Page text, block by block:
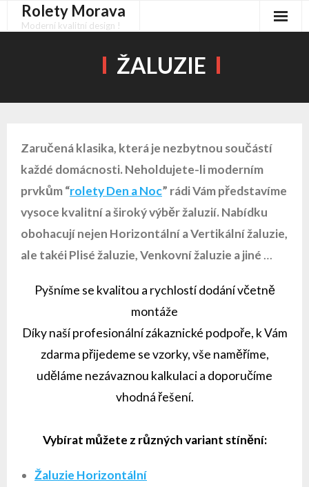
Rolety Morava
Moderní kvalitní design !
ŽALUZIE
Zaručená klasika, která je nezbytnou součástí
každé domácnosti. Neholdujete-li moderním
prvkům “rolety Den a Noc” rádi Vám představíme
vysoce kvalitní a široký výběr žaluzií. Nabídku
obohacují nejen Horizontální a Vertikální žaluzie,
ale takéi Plisé žaluzie, Venkovní žaluzie a jiné …
Pyšníme se kvalitou a rychlostí dodání včetně
montáže
Díky naší profesionální zákaznické podpoře, k Vám
zdarma přijedeme se vzorky, vše naměříme,
uděláme nezávaznou kalkulaci a doporučíme
vhodná řešení.
Vybírat můžete z různých variant stínění:
Žaluzie Horizontální